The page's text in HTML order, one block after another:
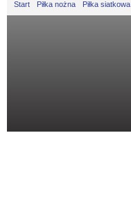
Start Piłka nożna Piłka siatkowa